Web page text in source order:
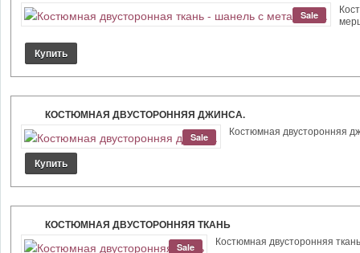
Sale
КОСТЮМНАЯ ДВУСТОРОННЯЯ ДЖИНСА.
Sale Костюмная двусторонняя
КОСТЮМНАЯ ДВУСТОРОННЯЯ ТКАНЬ
Sale Костюмная двусторонняя